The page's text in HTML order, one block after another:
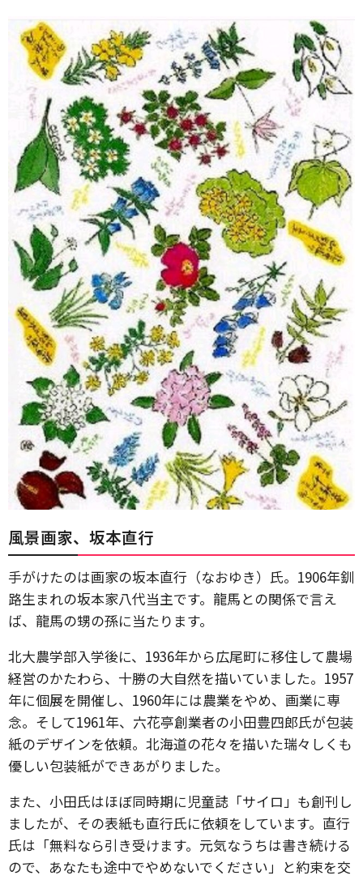
風景画家、坂本直行
手がけたのは画家の坂本直行（なおゆき）氏。1906年釧
路生まれの坂本家八代当主です。龍馬との関係で言え
ば、龍馬の甥の孫に当たります。
北大農学部入学後に、1936年から広尾町に移住して農場
経営のかたわら、十勝の大自然を描いていました。1957
年に個展を開催し、1960年には農業をやめ、画業に専
念。そして1961年、六花亭創業者の小田豊四郎氏が包装
紙のデザインを依頼。北海道の花々を描いた瑞々しくも
優しい包装紙ができあがりました。
また、小田氏はほぼ同時期に児童誌「サイロ」も創刊し
ましたが、その表紙も直行氏に依頼をしています。直行
氏は「無料なら引き受けます。元気なうちは書き続ける
ので、あなたも途中でやめないでください」と約束を交